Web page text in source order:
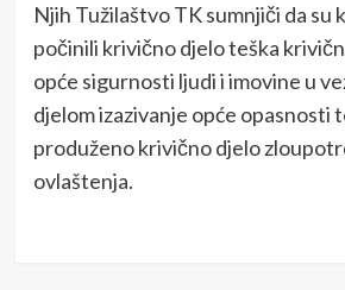
Njih Tužilaštvo TK sumnjiči da su
počinili krivično djelo teška
opće sigurnosti ljudi i imovine u
djelom izazivanje opće opasnosti
produženo krivično djelo
ovlaštenja.